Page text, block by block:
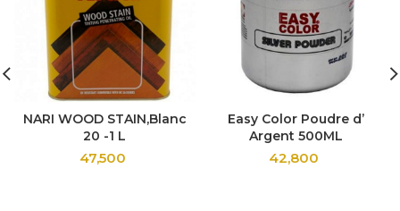
NARI WOOD STAIN,Blanc
20 -1 L
47,500
Easy Color Poudre d’
Argent 500ML
42,800